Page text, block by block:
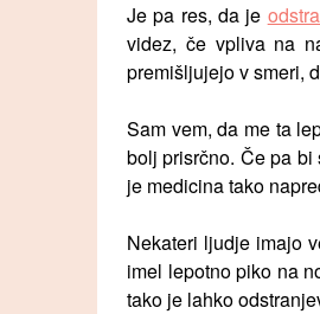
Je pa res, da je
videz, če vpliva na
premišljujejo v smeri,
Sam vem, da me ta
bolj prisrčno. Če pa
je medicina tako
Nekateri ljudje imajo
imel lepotno piko na
tako je lahko